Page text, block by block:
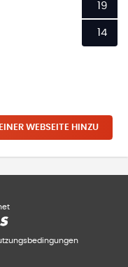
19
14
WEBSEITE HINZU